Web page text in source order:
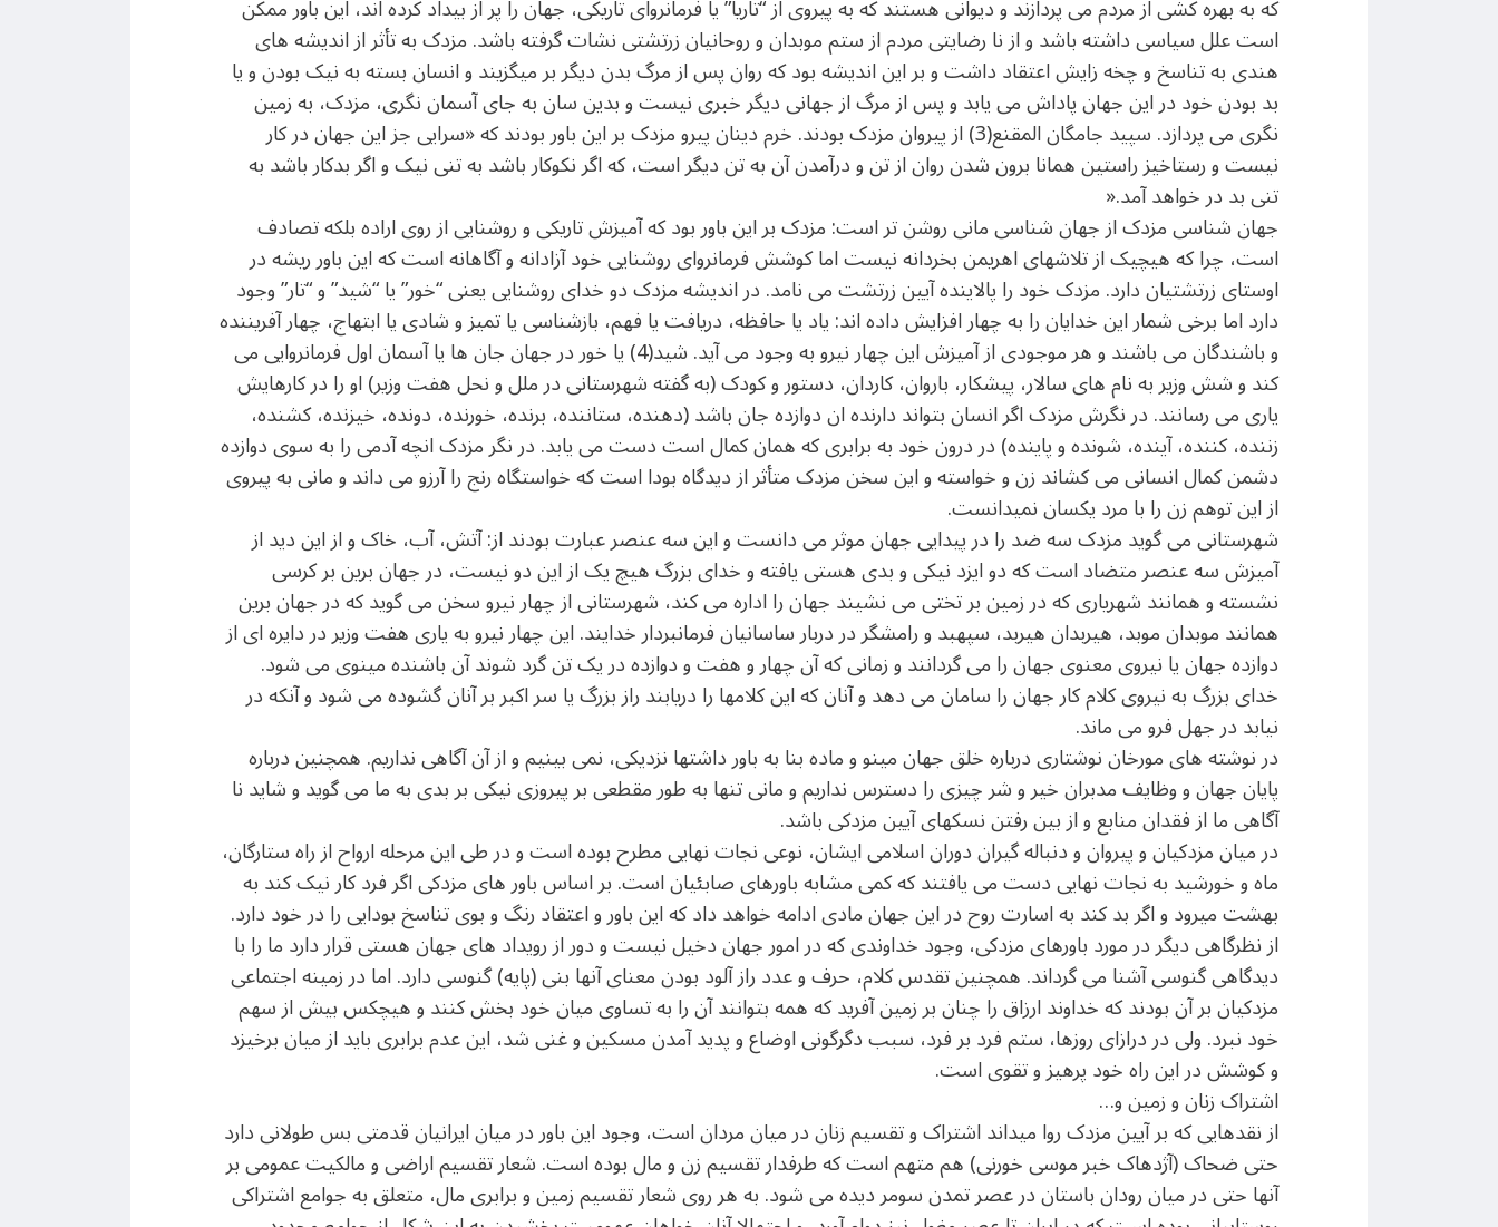
که به بهره کشی از مردم می پردازند و دیوانی هستند که به پیروی از “تاریا” یا فرمانروای تاریکی، جهان را پر از بیداد کرده اند، این باور ممکن
است علل سیاسی داشته باشد و از نا رضایتی مردم از ستم موبدان و روحانیان زرتشتی نشات گرفته باشد. مزدک به تأثر از اندیشه های
هندی به تناسخ و چخه زایش اعتقاد داشت و بر این اندیشه بود که روان پس از مرگ بدن دیگر بر میگزیند و انسان بسته به نیک بودن و یا
بد بودن خود در این جهان پاداش می یابد و پس از مرگ از جهانی دیگر خبری نیست و بدین سان به جای آسمان نگری، مزدک، به زمین
نگری می پردازد. سپید جامگان المقنع(3) از پیروان مزدک بودند. خرم دینان پیرو مزدک بر این باور بودند که «سرایی جز این جهان در کار
نیست و رستاخیز راستین همانا برون شدن روان از تن و درآمدن آن به تن دیگر است، که اگر نکوکار باشد به تنی نیک و اگر بدکار باشد به
تنی بد در خواهد آمد.«
جهان شناسی مزدک از جهان شناسی مانی روشن تر است: مزدک بر این باور بود که آمیزش تاریکی و روشنایی از روی اراده بلکه تصادف
است، چرا که هیچیک از تلاشهای اهریمن بخردانه نیست اما کوشش فرمانروای روشنایی خود آزادانه و آگاهانه است که این باور ریشه در
اوستای زرتشتیان دارد. مزدک خود را پالاینده آیین زرتشت می نامد. در اندیشه مزدک دو خدای روشنایی یعنی “خور” یا “شید” و “تار” وجود
دارد اما برخی شمار این خدایان را به چهار افزایش داده اند: یاد یا حافظه، دریافت یا فهم، بازشناسی یا تمیز و شادی یا ابتهاج، چهار آفریننده
و باشندگان می باشند و هر موجودی از آمیزش این چهار نیرو به وجود می آید. شید(4) یا خور در جهان جان ها یا آسمان اول فرمانروایی می
کند و شش وزیر به نام های سالار، پیشکار، باروان، کاردان، دستور و کودک (به گفته شهرستانی در ملل و نحل هفت وزیر) او را در کارهایش
یاری می رسانند. در نگرش مزدک اگر انسان بتواند دارنده ان دوازده جان باشد (دهنده، ستاننده، برنده، خورنده، دونده، خیزنده، کشنده،
زننده، کننده، آینده، شونده و پاینده) در درون خود به برابری که همان کمال است دست می یابد. در نگر مزدک انچه آدمی را به سوی دوازده
دشمن کمال انسانی می کشاند زن و خواسته و این سخن مزدک متأثر از دیدگاه بودا است که خواستگاه رنج را آرزو می داند و مانی به پیروی
از این توهم زن را با مرد یکسان نمیدانست.
شهرستانی می گوید مزدک سه ضد را در پیدایی جهان موثر می دانست و این سه عنصر عبارت بودند از: آتش، آب، خاک و از این دید از
آمیزش سه عنصر متضاد است که دو ایزد نیکی و بدی هستی یافته و خدای بزرگ هیچ یک از این دو نیست، در جهان برین بر کرسی
نشسته و همانند شهریاری که در زمین بر تختی می نشیند جهان را اداره می کند، شهرستانی از چهار نیرو سخن می گوید که در جهان برین
همانند موبدان موبد، هیربدان هیربد، سپهبد و رامشگر در دربار ساسانیان فرمانبردار خدایند. این چهار نیرو به یاری هفت وزیر در دایره ای از
دوازده جهان یا نیروی معنوی جهان را می گردانند و زمانی که آن چهار و هفت و دوازده در یک تن گرد شوند آن باشنده مینوی می شود.
خدای بزرگ به نیروی کلام کار جهان را سامان می دهد و آنان که این کلامها را دریابند راز بزرگ یا سر اکبر بر آنان گشوده می شود و آنکه در
نیابد در جهل فرو می ماند.
در نوشته های مورخان نوشتاری درباره خلق جهان مینو و ماده بنا به باور داشتها نزدیکی، نمی بینیم و از آن آگاهی نداریم. همچنین درباره
پایان جهان و وظایف مدبران خیر و شر چیزی را دسترس نداریم و مانی تنها به طور مقطعی بر پیروزی نیکی بر بدی به ما می گوید و شاید نا
آگاهی ما از فقدان منابع و از بین رفتن نسکهای آیین مزدکی باشد.
در میان مزدکیان و پیروان و دنباله گیران دوران اسلامی ایشان، نوعی نجات نهایی مطرح بوده است و در طی این مرحله ارواح از راه ستارگان،
ماه و خورشید به نجات نهایی دست می یافتند که کمی مشابه باورهای صابئیان است. بر اساس باور های مزدکی اگر فرد کار نیک کند به
بهشت میرود و اگر بد کند به اسارت روح در این جهان مادی ادامه خواهد داد که این باور و اعتقاد رنگ و بوی تناسخ بودایی را در خود دارد.
از نظرگاهی دیگر در مورد باورهای مزدکی، وجود خداوندی که در امور جهان دخیل نیست و دور از رویداد های جهان هستی قرار دارد ما را با
دیدگاهی گنوسی آشنا می گرداند. همچنین تقدس کلام، حرف و عدد راز آلود بودن معنای آنها بنی (پایه) گنوسی دارد. اما در زمینه اجتماعی
مزدکیان بر آن بودند که خداوند ارزاق را چنان بر زمین آفرید که همه بتوانند آن را به تساوی میان خود بخش کنند و هیچکس بیش از سهم
خود نبرد. ولی در درازای روزها، ستم فرد بر فرد، سبب دگرگونی اوضاع و پدید آمدن مسکین و غنی شد، این عدم برابری باید از میان برخیزد
و کوشش در این راه خود پرهیز و تقوی است.
اشتراک زنان و زمین و…
از نقدهایی که بر آیین مزدک روا میداند اشتراک و تقسیم زنان در میان مردان است، وجود این باور در میان ایرانیان قدمتی بس طولانی دارد
حتی ضحاک (آژدهاک خبر موسی خورنی) هم متهم است که طرفدار تقسیم زن و مال بوده است. شعار تقسیم اراضی و مالکیت عمومی بر
آنها حتی در میان رودان باستان در عصر تمدن سومر دیده می شود. به هر روی شعار تقسیم زمین و برابری مال، متعلق به جوامع اشتراکی